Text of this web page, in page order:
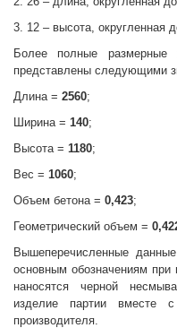
3. 12 – высота, округленная
Более полные размерные
представлены следующими
Длина = 2560;
Ширина = 140;
Высота = 1180;
Вес = 1060;
Объем бетона = 0,423;
Геометрический объем =
Вышеперечисленные
основным обозначениям при
наносятся черной
изделие партии вместе
производителя.